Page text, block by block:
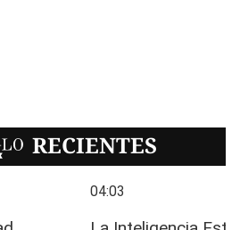
RECIENTES